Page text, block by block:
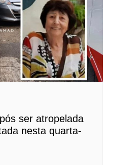
ser atropelada
nesta quarta-